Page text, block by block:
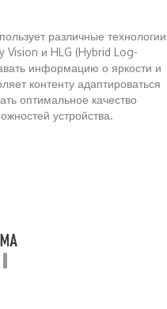
различные технологии
Vision и HLG (Hybrid Log-
информацию о яркости и
контенту адаптироваться
оптимальное качество
устройства.